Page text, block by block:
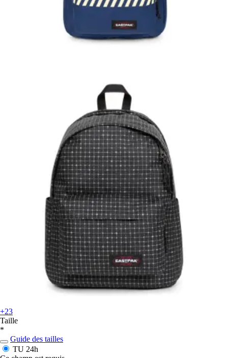
+23
Taille
*
Guide des tailles
TU 24h